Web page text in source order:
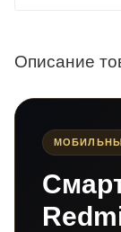
Описание